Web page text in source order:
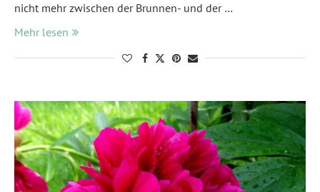
nicht mehr zwischen der Brunnen- und der …
Mehr lesen